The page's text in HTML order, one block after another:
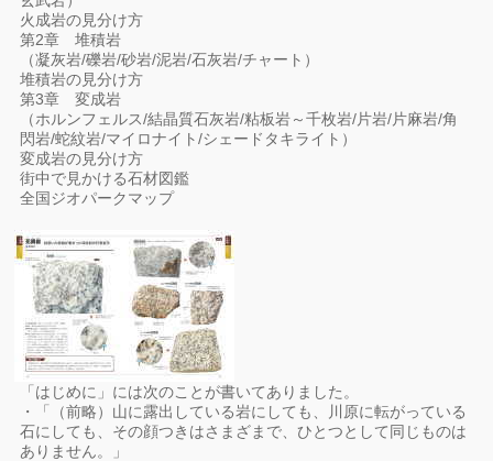
火成岩の見分け方
第2章 堆積岩
（凝灰岩/礫岩/砂岩/泥岩/石灰岩/チャート）
堆積岩の見分け方
第3章 変成岩
（ホルンフェルス/結晶質石灰岩/粘板岩～千枚岩/片岩/片麻岩/角
閃岩/蛇紋岩/マイロナイト/シェードタキライト）
変成岩の見分け方
街中で見かける石材図鑑
全国ジオパークマップ
「はじめに」には次のことが書いてありました。
・「（前略）山に露出している岩にしても、川原に転がっている
石にしても、その顔つきはさまざまで、ひとつとして同じものは
ありません。」